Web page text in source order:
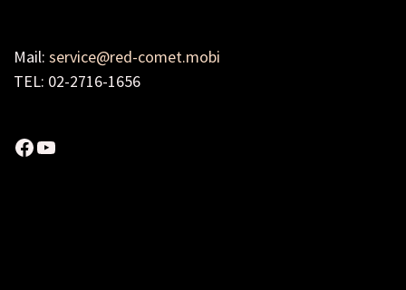
Mail: service@red-comet.mobi
TEL: 02-2716-1656
Facebook
YouTube